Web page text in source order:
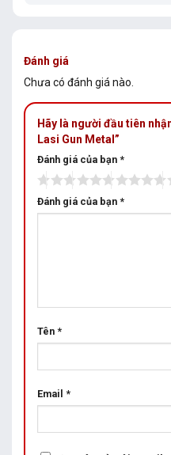
Đánh giá
Chưa có đánh giá nào.
Hãy là người đầu tiên
Lasi Gun Metal”
Đánh giá của bạn *
Đánh giá của bạn *
Tên *
Email *